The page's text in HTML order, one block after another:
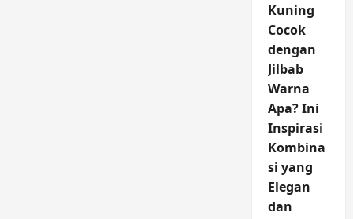
Kuning
Cocok
dengan
Jilbab
Warna
Apa? Ini
Inspirasi
Kombina
si yang
Elegan
dan